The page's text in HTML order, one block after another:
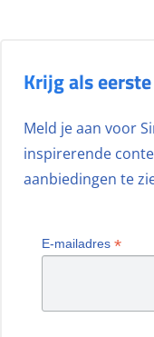
Krijg als
Meld je aan voor
inspirerende
aanbiedingen te
E-mailadres *